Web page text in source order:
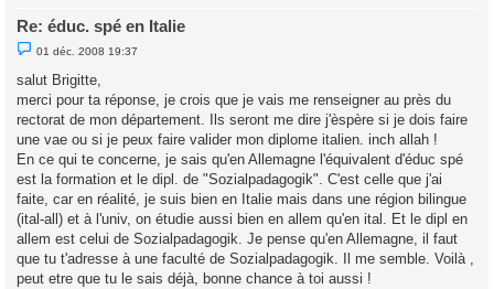
Re: éduc. spé en Italie
M
e
s
s
a
e
n
n
l
01 déc. 2008 19:37
salut Brigitte,
merci pour ta réponse, je crois que je vais me renseigner au près du
rectorat de mon département. Ils seront me dire j'èspère si je dois faire
une vae ou si je peux faire valider mon diplome italien. inch allah !
En ce qui te concerne, je sais qu'en Allemagne l'équivalent d'éduc spé
est la formation et le dipl. de "Sozialpadagogik". C'est celle que j'ai
faite, car en réalité, je suis bien en Italie mais dans une région bilingue
(ital-all) et à l'univ, on étudie aussi bien en allem qu'en ital. Et le dipl en
allem est celui de Sozialpadagogik. Je pense qu'en Allemagne, il faut
que tu t'adresse à une faculté de Sozialpadagogik. Il me semble. Voilà ,
peut etre que tu le sais déjà, bonne chance à toi aussi !